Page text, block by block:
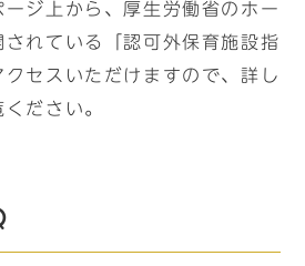
ジ上から、厚生労働省のホー
されている「認可外保育施設指
セスいただけますので、詳し
ださい。